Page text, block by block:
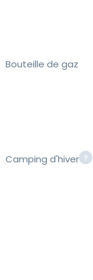
Bouteille de gaz
Camping d'hiver